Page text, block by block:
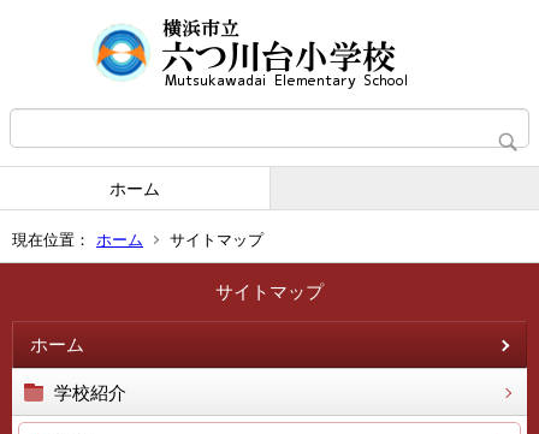
ホーム
現在位置： ホーム サイトマップ
サイトマップ
ホーム
学校紹介